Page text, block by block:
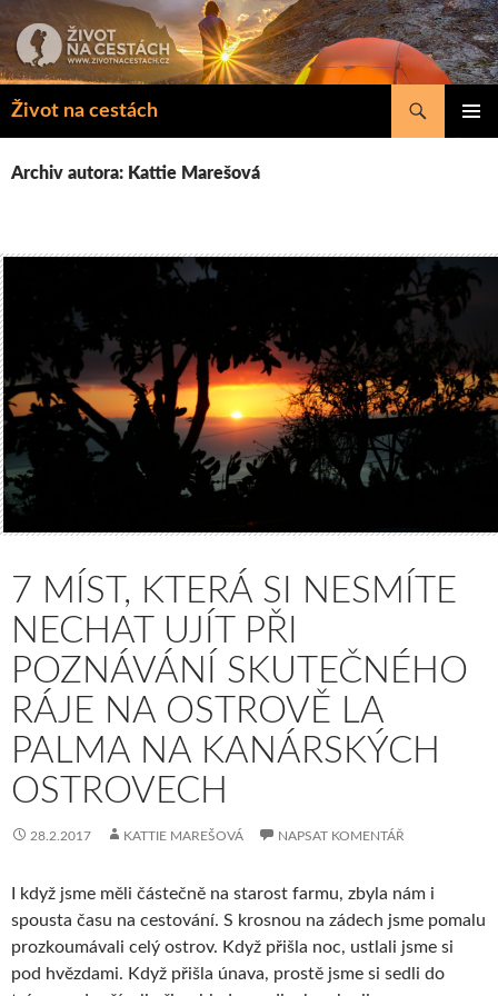
k
obsahu
Život na cestách
Hledat
Archiv autora: Kattie Marešová
7 MÍST, KTERÁ SI NESMÍTE
NECHAT UJÍT PŘI
POZNÁVÁNÍ SKUTEČNÉHO
RÁJE NA OSTROVĚ LA
PALMA NA KANÁRSKÝCH
OSTROVECH
28.2.2017 KATTIE MAREŠOVÁ NAPSAT KOMENTÁŘ
I když jsme měli částečně na starost farmu, zbyla nám i
spousta času na cestování. S krosnou na zádech jsme pomalu
prozkoumávali celý ostrov. Když přišla noc, ustlali jsme si
pod hvězdami. Když přišla únava, prostě jsme si sedli do